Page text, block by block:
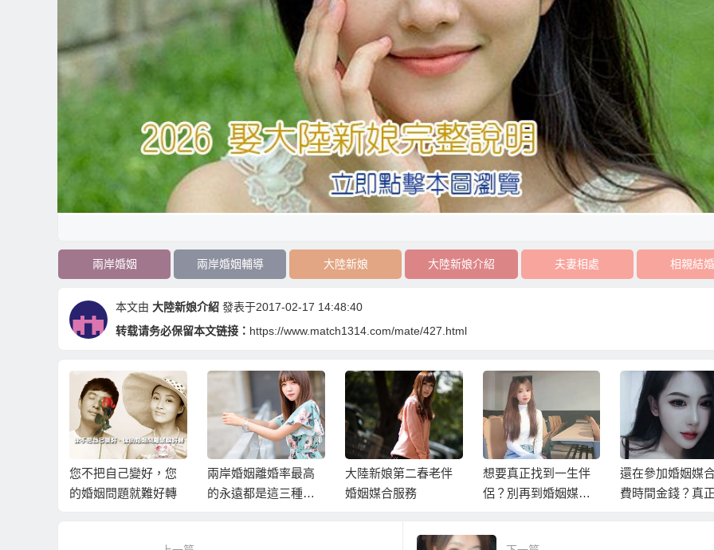
兩岸婚姻 兩岸婚姻輔導 大陸新娘 大陸新娘介紹 夫妻相處 相親結
本文由 大陸新娘介紹 發表于2017-02-17 14:48:40
转载请务必保留本文链接： https://www.match1314.com/mate/427.html
兩岸婚姻離婚率最高
的永遠都是這三種夫
大陸新娘第二春老伴
婚姻媒合服務
想要真正找到一生伴
侶？別再到婚姻媒合
還在參加婚姻媒合浪
費時間金錢？真正專
伴侶！
政府立案快速完
姻大事婚友配對